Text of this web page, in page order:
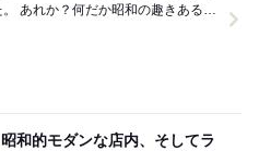
和的モダンな店内、そしてラ